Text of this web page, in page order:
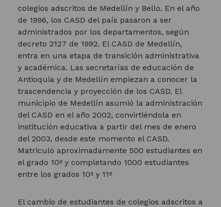
colegios adscritos de Medellín y Bello. En el año
de 1996, los CASD del país pasaron a ser
administrados por los departamentos, según
decreto 2127 de 1992. El CASD de Medellín,
entra en una etapa de transición administrativa
y académica. Las secretarías de educación de
Antioquia y de Medellín empiezan a conocer la
trascendencia y proyección de los CASD. El
municipio de Medellín asumió la administración
del CASD en el año 2002, convirtiéndola en
institución educativa a partir del mes de enero
del 2003, desde este momento el CASD.
Matriculó aproximadamente 500 estudiantes en
el grado 10º y completando 1000 estudiantes
entre los grados 10º y 11º
El cambio de estudiantes de colegios adscritos a